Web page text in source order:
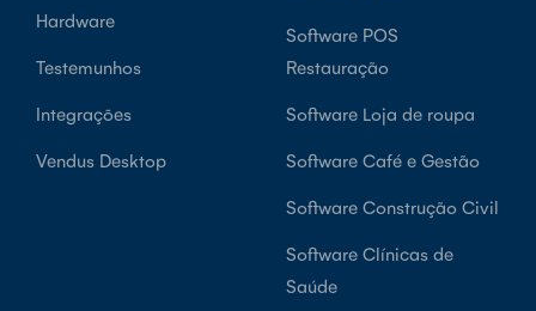
Hardware
Testemunhos
Integrações
Vendus Desktop
Software POS
Restauração
Software Loja de roupa
Software Café e Gestão
Software Construção Civil
Software Clínicas de
Saúde